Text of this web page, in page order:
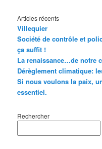
Articles récents
Villequier
Société de contrôle et
ça suffit !
La renaissance…de notre
Dérèglement climatique:
Si nous voulons la paix,
essentiel.
Rechercher